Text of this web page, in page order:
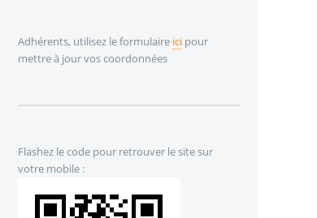
Adhérents, utilisez le formulaire ici pour
mettre à jour vos coordonnées
Flashez le code pour retrouver le site sur
votre mobile :